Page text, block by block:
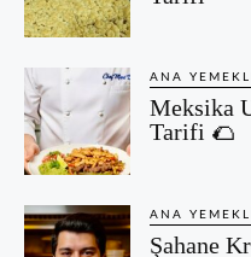
ANA
Meksika
Tarifi 🌮
ANA
Şahane